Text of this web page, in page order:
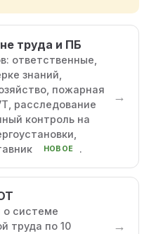
труда и ПБ
ответственные,
знаний,
пожарная
расследование
контроль на
НОВОЕ .
→
о системе
труда по 10
→